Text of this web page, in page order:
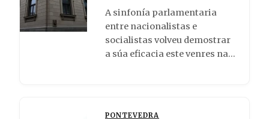
A sinfonía parlamentaria
entre nacionalistas e
socialistas volveu demostrar
a súa eficacia este venres na…
PONTEVEDRA